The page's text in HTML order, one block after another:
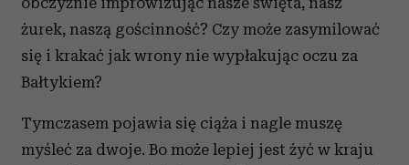
żurek, naszą gościnność? Czy może zasymilować
się i krakać jak wrony nie wypłakując oczu za
Bałtykiem?
Tymczasem pojawia się ciąża i nagle muszę
myśleć za dwoje. Bo może lepiej jest żyć w kraju